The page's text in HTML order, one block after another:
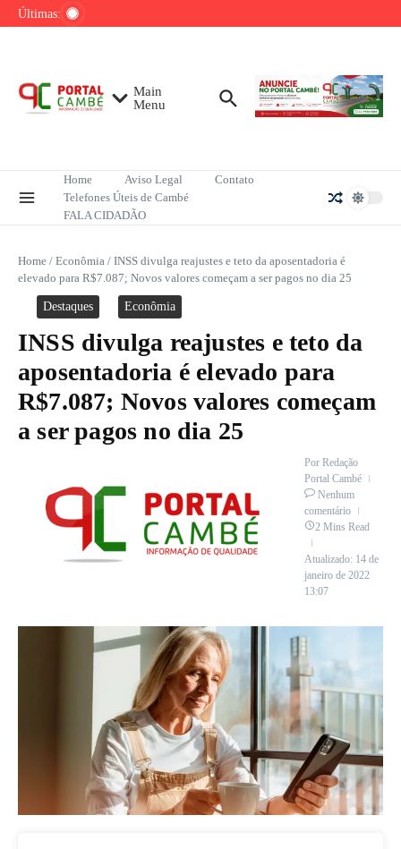
Ir para o conteúdo
Últimas:
Programa Orgulho do Meu Bairro oferece
violência doméstica
Main
Menu
Home Aviso Legal
Contato
Telefones Úteis de Cambé
FALA CIDADÃO
Home / Econômia / INSS divulga reajustes e teto da aposentadoria é
elevado para R$7.087; Novos valores começam a ser pagos no dia 25
Destaques Econômia
INSS divulga reajustes e teto da
aposentadoria é elevado para
R$7.087; Novos valores começam
a ser pagos no dia 25
Por Redação
Portal Cambé
Nenhum
comentário
2 Mins Read
Atualizado: 14 de
janeiro de 2022
13:07